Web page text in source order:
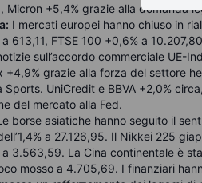
Micron +5,4% grazie alla domanda
I mercati europei hanno chiuso in
613,11, FTSE 100 +0,6% a
sull’accordo commerciale UE-
+4,9% grazie alla forza del settore
Sports. UniCredit e BBVA +2,0%
del mercato alla Fed.
borse asiatiche hanno seguito il
a 27.126,95. Il Nikkei 225
a 3.563,59. La Cina continentale è
mosso a 4.705,69. I finanziari